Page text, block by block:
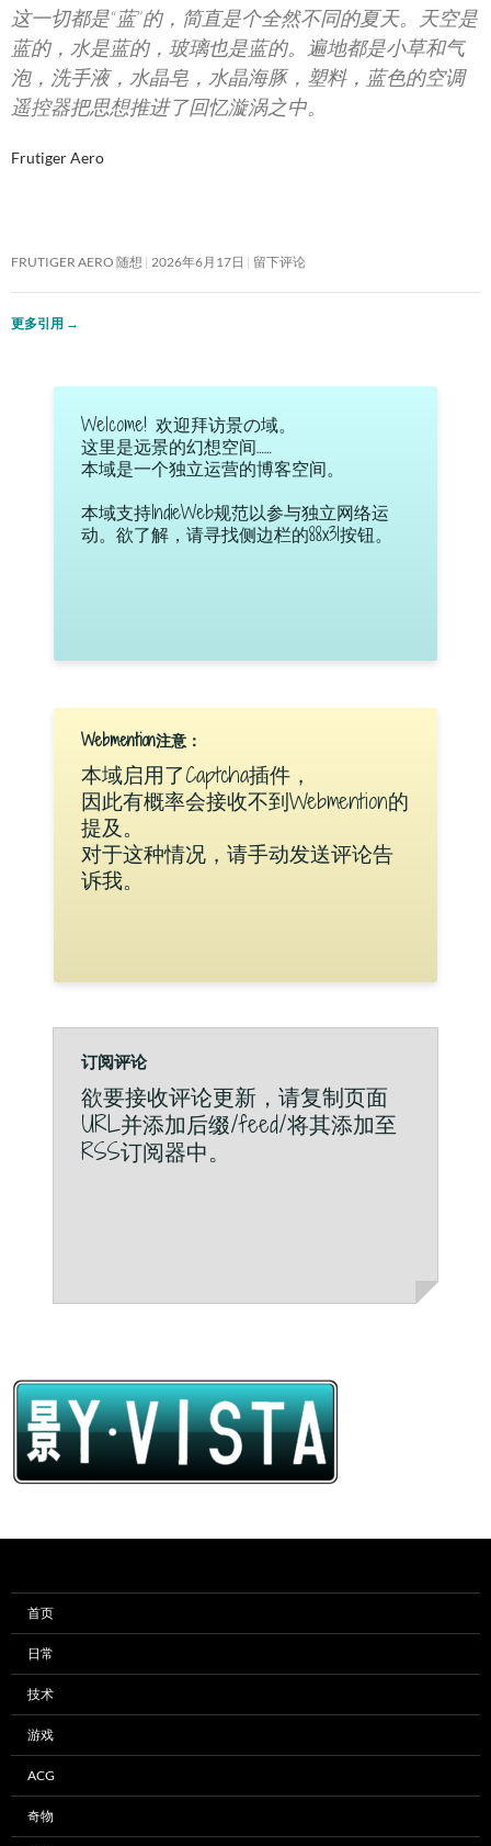
这一切都是“蓝”的，简直是个全然不同的夏天。天空是
蓝的，水是蓝的，玻璃也是蓝的。遍地都是小草和气
泡，洗手液，水晶皂，水晶海豚，塑料，蓝色的空调
遥控器把思想推进了回忆漩涡之中。
Frutiger Aero
FRUTIGER AERO 随想 2026年6月17日 留下评论
更多引用 →
Welcome! 欢迎拜访景の域。
这里是远景的幻想空间……
本域是一个独立运营的博客空间。
本域支持IndieWeb规范以参与独立网络运
动。欲了解，请寻找侧边栏的88x31按钮。
Webmention注意：
本域启用了Captcha插件，
因此有概率会接收不到Webmention的
提及。
对于这种情况，请手动发送评论告
诉我。
订阅评论
欲要接收评论更新，请复制页面
URL并添加后缀/feed/将其添加至
RSS订阅器中。
首页
日常
技术
游戏
ACG
奇物